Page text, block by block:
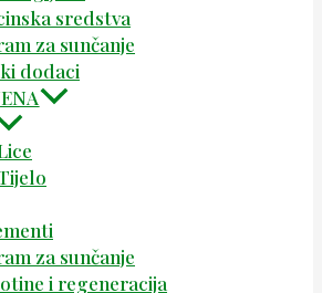
sredstva
za sunčanje
dodaci
za sunčanje
i regeneracija